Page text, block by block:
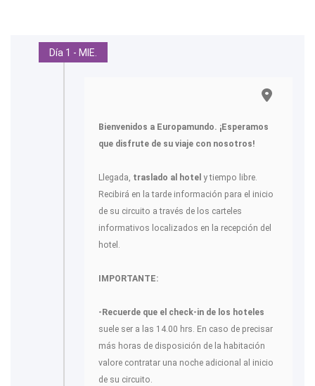
Día 1 - MIE.
Bienvenidos a Europamundo. ¡Esperamos
que disfrute de su viaje con nosotros!
Llegada, traslado al hotel y tiempo libre.
Recibirá en la tarde información para el inicio
de su circuito a través de los carteles
informativos localizados en la recepción del
hotel.
IMPORTANTE:
-Recuerde que el check-in de los hoteles
suele ser a las 14.00 hrs. En caso de precisar
más horas de disposición de la habitación
valore contratar una noche adicional al inicio
de su circuito.